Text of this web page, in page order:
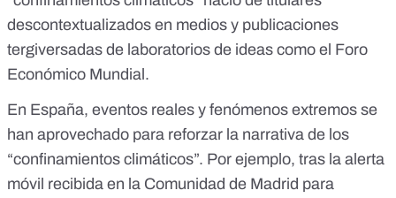
descontextualizados en medios y publicaciones
tergiversadas de laboratorios de ideas como el Foro
Económico Mundial.
En España, eventos reales y fenómenos extremos se
han aprovechado para reforzar la narrativa de los
“confinamientos climáticos”. Por ejemplo, tras la alerta
móvil recibida en la Comunidad de Madrid para